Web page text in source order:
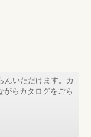
んいただけます。カ
がらカタログをごら